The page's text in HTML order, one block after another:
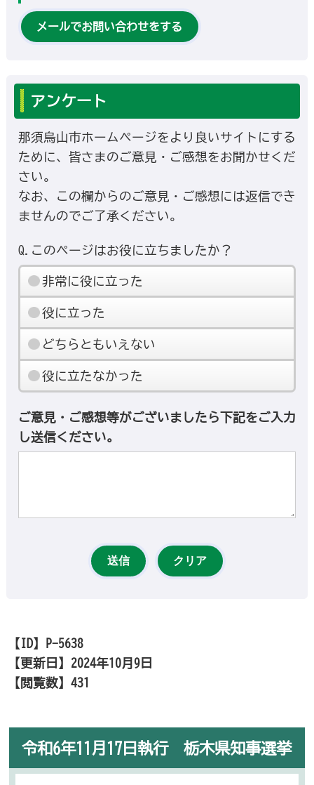
メールでお問い合わせをする
アンケート
那須烏山市ホームページをより良いサイトにする
ために、皆さまのご意見・ご感想をお聞かせくだ
さい。
なお、この欄からのご意見・ご感想には返信でき
ませんのでご了承ください。
Q.このページはお役に立ちましたか？
非常に役に立った
役に立った
どちらともいえない
役に立たなかった
ご意見・ご感想等がございましたら下記をご入力
し送信ください。
【ID】
P-5638
【更新日】 2024年10月9日
【閲覧数】431
令和6年11月17日執行 栃木県知事選挙